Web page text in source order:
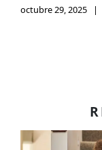
octubre 29, 2025 |